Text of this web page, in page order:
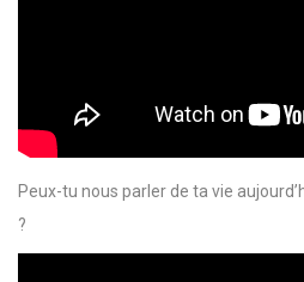
Peux-tu nous parler de ta vie
?